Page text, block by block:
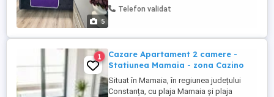
5
acces direct la clubul Loft si la plaja
Telefon validat
1
Cazare Apartament 2 camere -
Statiunea Mamaia - zona Cazino
Situat în Mamaia, în regiunea județului
Constanța, cu plaja Mamaia și plaja